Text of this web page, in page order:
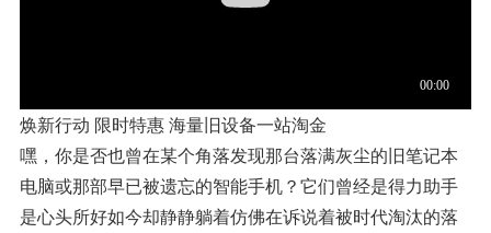
焕新行动 限时特惠 海量旧设备一站淘金
嘿，你是否也曾在某个角落发现那台落满灰尘的旧笔记本
电脑或那部早已被遗忘的智能手机？它们曾经是得力助手
是心头所好如今却静静躺着仿佛在诉说着被时代淘汰的落